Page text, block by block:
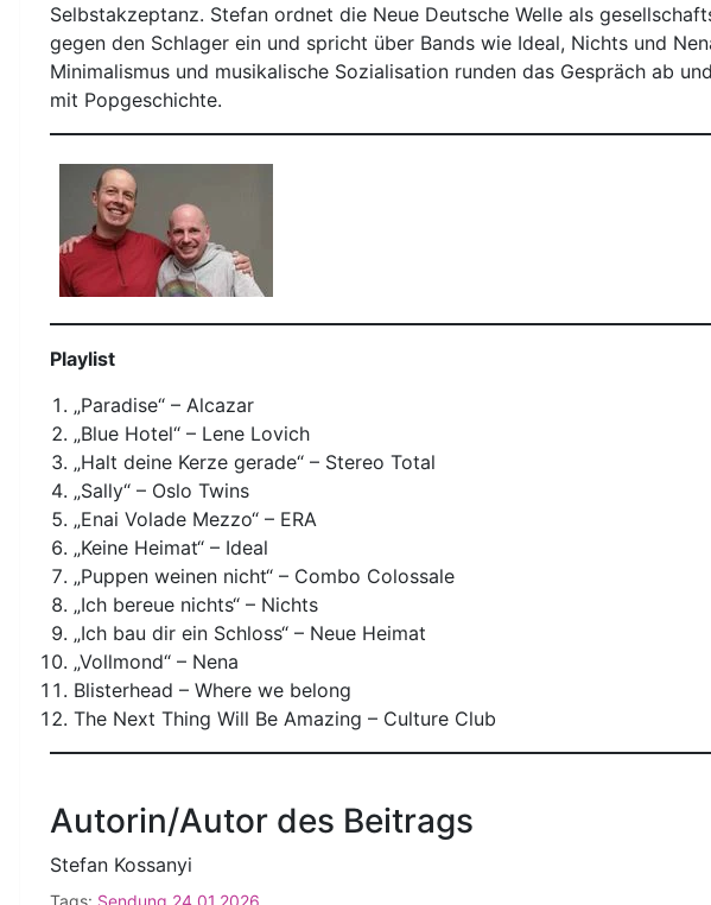
Selbstakzeptanz. Stefan ordnet die Neue Deutsche Welle als
gegen den Schlager ein und spricht über Bands wie Ideal, Nichts und
Minimalismus und musikalische Sozialisation runden das Gespräch ab
mit Popgeschichte.
Playlist
„Paradise“ – Alcazar
„Blue Hotel“ – Lene Lovich
„Halt deine Kerze gerade“ – Stereo Total
„Sally“ – Oslo Twins
„Enai Volade Mezzo“ – ERA
„Keine Heimat“ – Ideal
„Puppen weinen nicht“ – Combo Colossale
„Ich bereue nichts“ – Nichts
„Ich bau dir ein Schloss“ – Neue Heimat
„Vollmond“ – Nena
Blisterhead – Where we belong
The Next Thing Will Be Amazing – Culture Club
Autorin/Autor des Beitrags
Stefan Kossanyi